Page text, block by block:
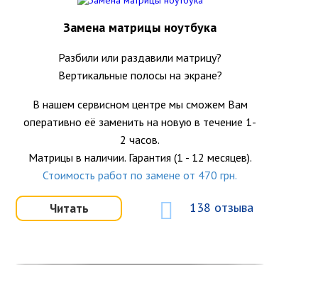
Замена матрицы ноутбука
Разбили или раздавили матрицу?
Вертикальные полосы на экране?
В нашем сервисном центре мы сможем Вам
оперативно её заменить на новую в течение 1-
2 часов.
Матрицы в наличии. Гарантия (1 - 12 месяцев).
Стоимость работ по замене от 470 грн.
Читать 138 отзыва